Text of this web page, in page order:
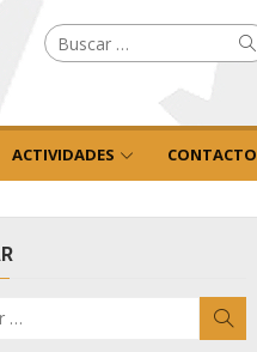
Buscar
por:
ACTIVIDADES CONTACTO